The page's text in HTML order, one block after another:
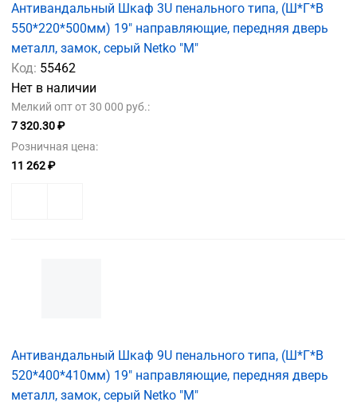
Антивандальный Шкаф 3U пенального типа, (Ш*Г*В
550*220*500мм) 19" направляющие, передняя дверь
металл, замок, серый Netko "M"
Код: 55462
Нет в наличии
Мелкий опт от 30 000 руб.:
7 320.30 ₽
Розничная цена:
11 262 ₽
Антивандальный Шкаф 9U пенального типа, (Ш*Г*В
520*400*410мм) 19" направляющие, передняя дверь
металл, замок, серый Netko "M"